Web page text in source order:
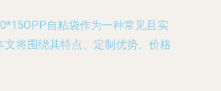
自粘袋作为一种常见且实
将围绕其特点、定制优势、价格